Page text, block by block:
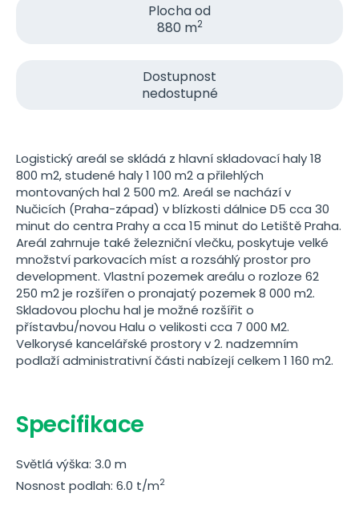
Plocha od
880 m2
Dostupnost
nedostupné
Logistický areál se skládá z hlavní skladovací haly 18
800 m2, studené haly 1 100 m2 a přilehlých
montovaných hal 2 500 m2. Areál se nachází v
Nučicích (Praha-západ) v blízkosti dálnice D5 cca 30
minut do centra Prahy a cca 15 minut do Letiště Praha.
Areál zahrnuje také železniční vlečku, poskytuje velké
množství parkovacích míst a rozsáhlý prostor pro
development. Vlastní pozemek areálu o rozloze 62
250 m2 je rozšířen o pronajatý pozemek 8 000 m2.
Skladovou plochu hal je možné rozšířit o
přístavbu/novou Halu o velikosti cca 7 000 M2.
Velkorysé kancelářské prostory v 2. nadzemním
podlaží administrativní části nabízejí celkem 1 160 m2.
Specifikace
Světlá výška: 3.0 m
Nosnost podlah: 6.0 t/m2